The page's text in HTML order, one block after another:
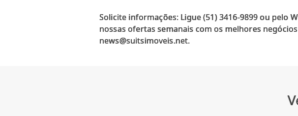
Solicite informações: Ligue (51) 3416-9899 ou pelo
nossas ofertas semanais com os melhores